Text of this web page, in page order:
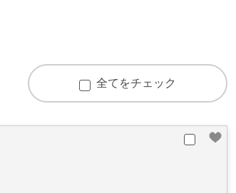
全てをチェック